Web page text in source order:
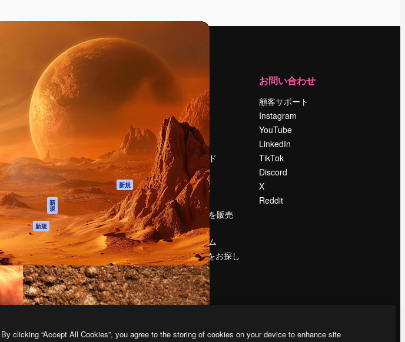
シスタント
像生成ツール
画生成ツール
声合成ツール
クコンテン
ChatGPT 新
規
ェント 新規
ルアプリ
のMagnificツ
はじめに
プライバシーポリ
シー
オリジナル 新規
クッキーポリシー
トラストセンター
アフィリエイト
法人向け
運営
料金
会社概要
Reviews
採用情報
検索トレンド
ブログ
イベント
Slidesgo
コンテンツを販売
する
プレスルーム
magnific.aiをお探し
ですか？
お問い合わせ
顧客サポート
Instagram
YouTube
LinkedIn
TikTok
Discord
X
Reddit
・転載を禁じます
By clicking “Accept All Cookies”, you agree to the storing of cookies on your device to enhance site